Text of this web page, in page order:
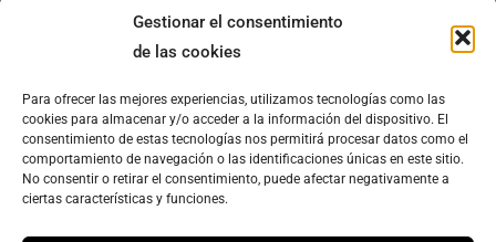
Gestionar el consentimiento
de las cookies
Para ofrecer las mejores experiencias, utilizamos tecnologías como las
cookies para almacenar y/o acceder a la información del dispositivo. El
consentimiento de estas tecnologías nos permitirá procesar datos como el
comportamiento de navegación o las identificaciones únicas en este sitio.
No consentir o retirar el consentimiento, puede afectar negativamente a
ciertas características y funciones.
Política de Privacidad
Contacto
Política de cookies UE